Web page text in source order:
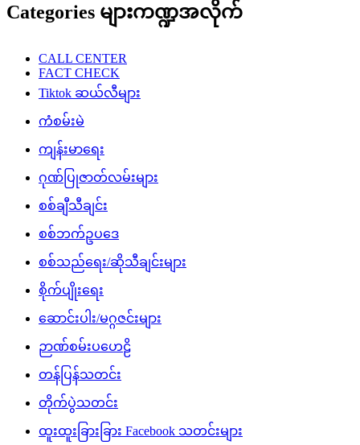
Categories များကဏ္ဍအလိုက်
CALL CENTER
FACT CHECK
Tiktok ဆယ်လီများ
ကံစမ်းမဲ
ကျန်းမာရေး
ဂုဏ်ပြုဇာတ်လမ်းများ
စစ်ချီသီချင်း
စစ်ဘက်ဥပဒေ
စစ်သည်ရေး/ဆိုသီချင်းများ
စိုက်ပျိုးရေး
ဆောင်းပါး/မဂ္ဂဇင်းများ
ဉာဏ်စမ်းပဟေဠိ
တန်ပြန်သတင်း
တိုက်ပွဲသတင်း
ထူးထူးခြားခြား Facebook သတင်းများ